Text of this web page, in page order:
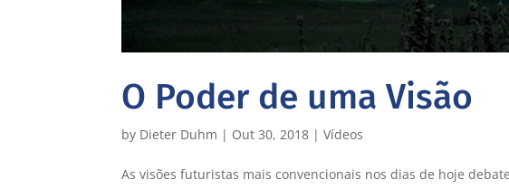
O Poder de uma Visão
by Dieter Duhm | Out 30, 2018 |Vídeos
As visões futuristas mais convencionais nos dias de hoje